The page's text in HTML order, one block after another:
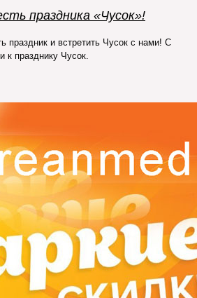
праздника «Чусок»!
праздник и встретить Чусок с нами! С
к празднику Чусок.